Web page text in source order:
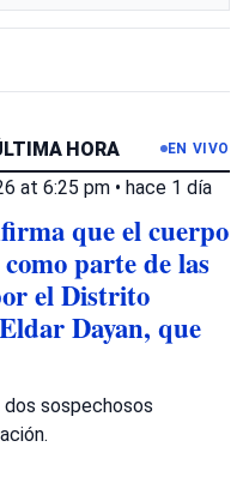
HORA EN VIVO
at 6:25 pm • hace 1 día
que el cuerpo
parte de las
el Distrito
Dayan, que
dos sospechosos